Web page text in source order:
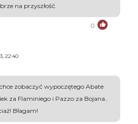
na przyszłość.
0
22:40
zobaczyć wypoczętego Abate
za Flaminiego i Pazzo za Bojana..
Błagam!